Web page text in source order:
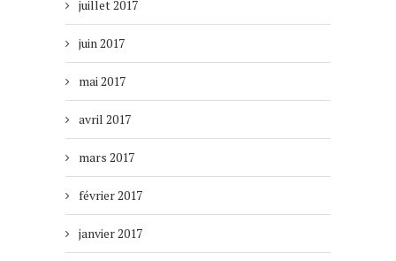
juillet 2017
juin 2017
mai 2017
avril 2017
mars 2017
février 2017
janvier 2017